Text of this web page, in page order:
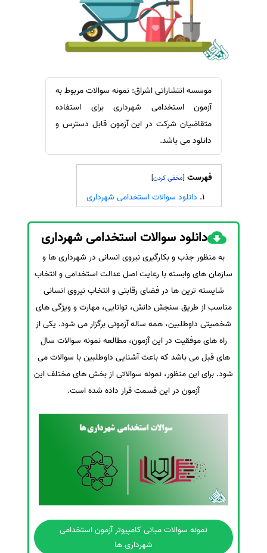
ترجمه عربی به فارسی
مشاهده همه زبان ها
سفارش ویرایش
سفارش پارافریز
سفارش فرمت‌بندی
سفارش معرفی مجله
سفارش معرفی مقاله
سفارش معرفی کتاب
سفارش چکیده مبسوط
سفارش ترجمه مولتی‌مدیا
سفارش تولید محتوا
سفارش ترجمه همزمان
سفارش چکیده گرافیکی
سفارش تهیه کاورلتر
سفارش انگیزه‌نامه‌SOP
موسسه انتشاراتی اشراق: نمونه سوالات مربوط به
آزمون استخدامی شهرداری برای استفاده
متقاضیان شرکت در این آزمون قابل دسترس و
دانلود می باشد.
فهرست [
]
دانلود سوالات استخدامی شهرداری
دانلود سوالات استخدامی شهرداری
به منظور جذب و بکارگیری نیروی انسانی در شهرداری ها و
سازمان های وابسته با رعایت اصل عدالت استخدامی و انتخاب
شایسته ترین ها در فضای رقابتی و انتخاب نیروی انسانی
مناسب از طریق سنجش دانش، توانایی، مهارت و ویژگی های
شخصیتی داوطلبین، همه ساله آزمونی برگزار می شود. یکی از
راه های موفقیت در این آزمون، مطالعه نمونه سوالات سال
های قبل می باشد که باعث آشنایی داوطلبین با سوالات می
شود. برای این منظور، نمونه سوالاتی از بخش های مختلف این
آزمون در این قسمت قرار داده شده است.
نمونه سوالات مبانی کامپیوتر آزمون استخدامی
شهرداری ها